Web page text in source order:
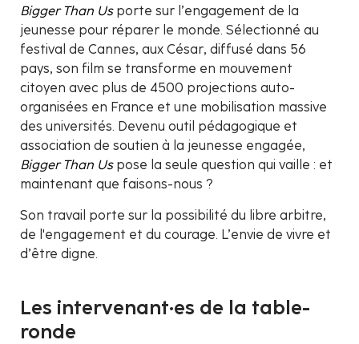
Bigger Than Usporte sur l’engagement de la
jeunesse pour réparer le monde. Sélectionné au
festival de Cannes, aux César, diffusé dans 56
pays, son film se transforme en mouvement
citoyen avec plus de 4500 projections auto-
organisées en France et une mobilisation massive
des universités. Devenu outil pédagogique et
association de soutien à la jeunesse engagée,
Bigger Than Uspose la seule question qui vaille : et
maintenant que faisons-nous ?
Son travail porte sur la possibilité du libre arbitre,
de l'engagement et du courage. L’envie de vivre et
d’être digne.
Les intervenant·es de la table-
ronde